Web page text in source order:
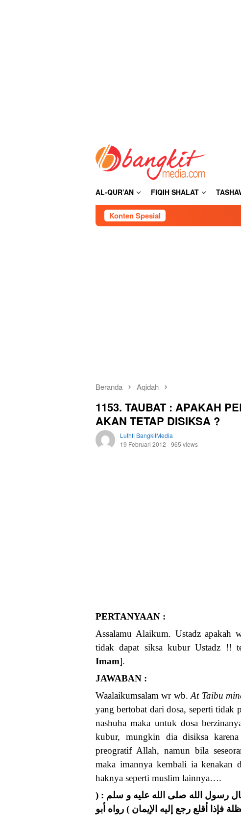
AL-QUR’AN FIQIH SHALAT
Konten Spesial
Beranda Aqidah
1153. TAUBAT : APAKAH
AKAN TETAP DISIKSA ?
Luthfi BangkitMedia
19 Februari 2012
965 views
PERTANYAAN :
Assalamu Alaikum. Ustadz apakah
tidak dapat siksa kubur Ustadz !!
Imam].
JAWABAN :
Waalaikumsalam wr wb.At Taibu
yang bertobat dari dosa, seperti tidak
nashuha maka untuk dosa
kubur, mungkin dia disiksa
preogratif Allah, namun bila
maka imannya kembali ia kenakan
haknya seperti muslim lainnya….
رسول الله صلى الله عليه و سلم : (
فإذا أقلع رجع إليه الإيمان ) رواه أبو